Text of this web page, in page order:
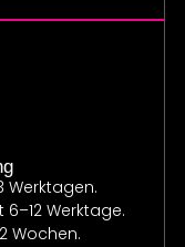
Werktagen.
Werktage.
Wochen.